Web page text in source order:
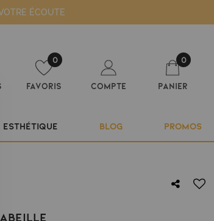
ÉCOUTE
0
Favoris Compte
0
Panier
ESTHÉTIQUE BLOG PROMOS